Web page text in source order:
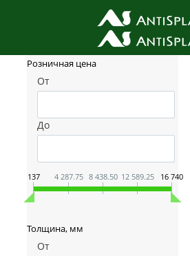
Фильтр товаров
Розничная цена
От
До
137 4 287.75 8 438.50 12 589.25 16 740
Толщина, мм
От